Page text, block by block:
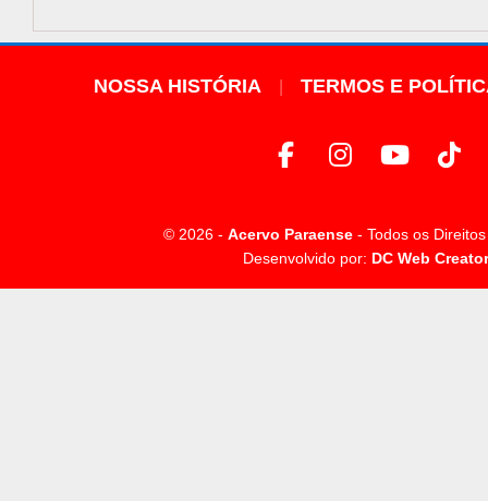
NOSSA HISTÓRIA TERMOS E
© 2026 - Acervo Paraense - Todos os
Desenvolvido por: DC Web